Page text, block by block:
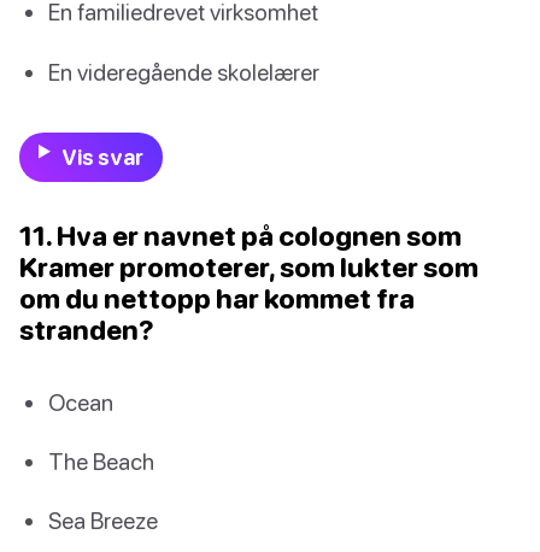
En familiedrevet virksomhet
En videregående skolelærer
Vis svar
11. Hva er navnet på colognen som
Kramer promoterer, som lukter som
om du nettopp har kommet fra
stranden?
Ocean
The Beach
Sea Breeze